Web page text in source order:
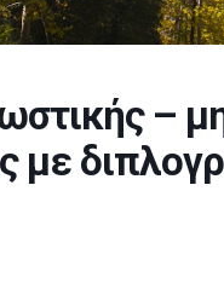
–
με